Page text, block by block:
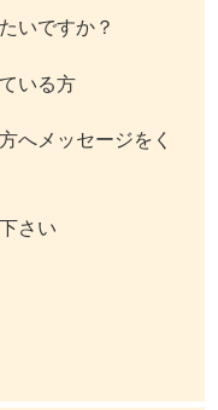
いですか？
いる方
へメッセージをく
さい